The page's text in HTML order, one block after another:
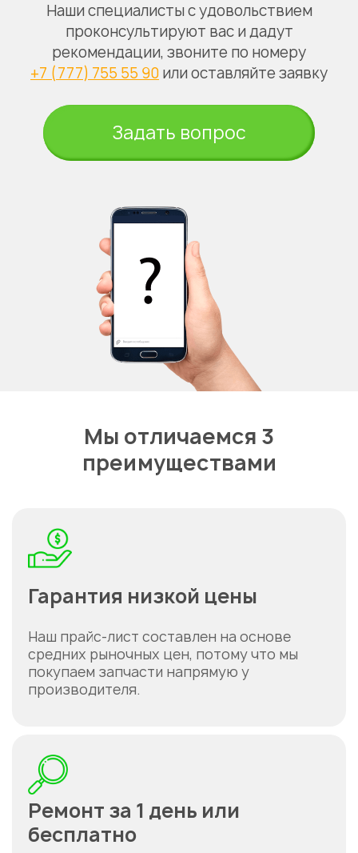
Наши специалисты с удовольствием
проконсультируют вас и дадут
рекомендации, звоните по номеру
+7 (777) 755 55 90 или оставляйте заявку
Задать вопрос
Мы отличаемся 3
преимуществами
Гарантия низкой цены
Наш прайс-лист составлен на основе
средних рыночных цен, потому что мы
покупаем запчасти напрямую у
производителя.
Ремонт за 1 день или
бесплатно